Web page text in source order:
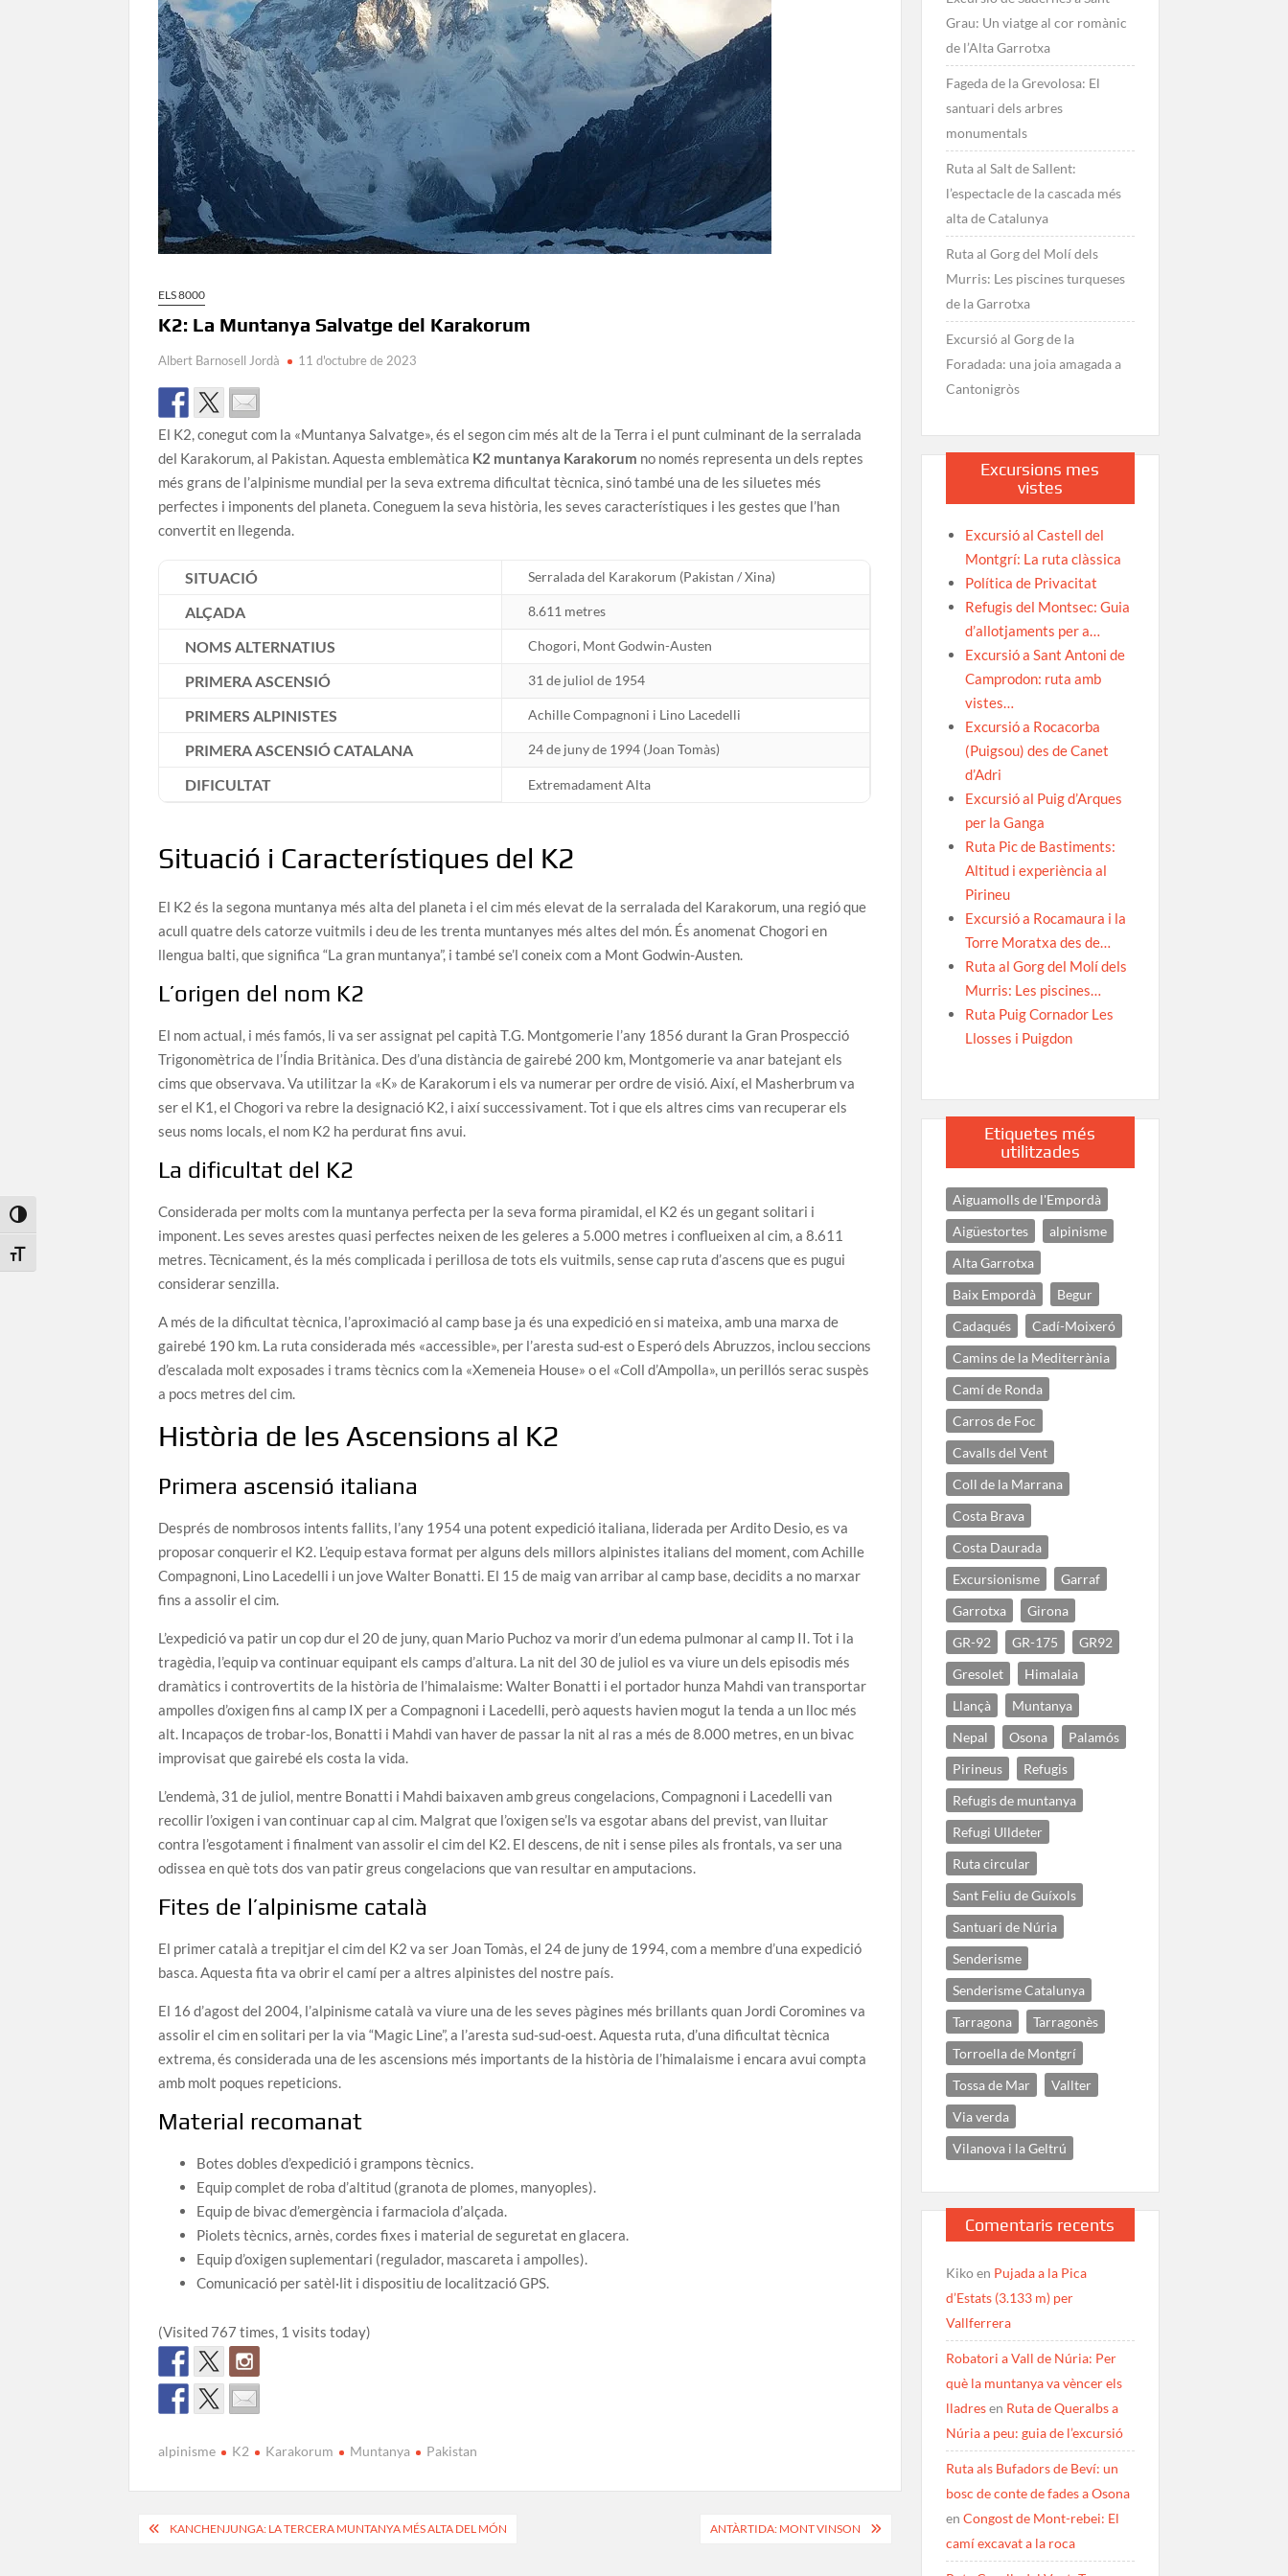
Toggle High Contrast
Toggle Font size
ELS 8000
K2: La Muntanya Salvatge del Karakorum
Albert Barnosell Jordà 11 d'octubre de 2023
El K2, conegut com la «Muntanya Salvatge», és el segon cim més alt de la Terra i el punt culminant de la serralada
del Karakorum, al Pakistan. Aquesta emblemàtica K2 muntanya Karakorum no només representa un dels reptes
més grans de l’alpinisme mundial per la seva extrema dificultat tècnica, sinó també una de les siluetes més
perfectes i imponents del planeta. Coneguem la seva història, les seves característiques i les gestes que l’han
convertit en llegenda.
SITUACIÓ Serralada del Karakorum (Pakistan / Xina)
ALÇADA 8.611 metres
NOMS ALTERNATIUS Chogori, Mont Godwin-Austen
PRIMERA ASCENSIÓ 31 de juliol de 1954
PRIMERS ALPINISTES Achille Compagnoni i Lino Lacedelli
PRIMERA ASCENSIÓ CATALANA 24 de juny de 1994 (Joan Tomàs)
DIFICULTAT Extremadament Alta
Situació i Característiques del K2
El K2 és la segona muntanya més alta del planeta i el cim més elevat de la serralada del Karakorum, una regió que
acull quatre dels catorze vuitmils i deu de les trenta muntanyes més altes del món. És anomenat Chogori en
llengua balti, que significa “La gran muntanya”, i també se’l coneix com a Mont Godwin-Austen.
L’origen del nom K2
El nom actual, i més famós, li va ser assignat pel capità T.G. Montgomerie l’any 1856 durant la Gran Prospecció
Trigonomètrica de l’Índia Britànica. Des d’una distància de gairebé 200 km, Montgomerie va anar batejant els
cims que observava. Va utilitzar la «K» de Karakorum i els va numerar per ordre de visió. Així, el Masherbrum va
ser el K1, el Chogori va rebre la designació K2, i així successivament. Tot i que els altres cims van recuperar els
seus noms locals, el nom K2 ha perdurat fins avui.
La dificultat del K2
Considerada per molts com la muntanya perfecta per la seva forma piramidal, el K2 és un gegant solitari i
imponent. Les seves arestes quasi perfectes neixen de les geleres a 5.000 metres i conflueixen al cim, a 8.611
metres. Tècnicament, és la més complicada i perillosa de tots els vuitmils, sense cap ruta d’ascens que es pugui
considerar senzilla.
A més de la dificultat tècnica, l’aproximació al camp base ja és una expedició en si mateixa, amb una marxa de
gairebé 190 km. La ruta considerada més «accessible», per l’aresta sud-est o Esperó dels Abruzzos, inclou seccions
d’escalada molt exposades i trams tècnics com la «Xemeneia House» o el «Coll d’Ampolla», un perillós serac suspès
a pocs metres del cim.
Història de les Ascensions al K2
Primera ascensió italiana
Després de nombrosos intents fallits, l’any 1954 una potent expedició italiana, liderada per Ardito Desio, es va
proposar conquerir el K2. L’equip estava format per alguns dels millors alpinistes italians del moment, com Achille
Compagnoni, Lino Lacedelli i un jove Walter Bonatti. El 15 de maig van arribar al camp base, decidits a no marxar
fins a assolir el cim.
L’expedició va patir un cop dur el 20 de juny, quan Mario Puchoz va morir d’un edema pulmonar al camp II. Tot i la
tragèdia, l’equip va continuar equipant els camps d’altura. La nit del 30 de juliol es va viure un dels episodis més
dramàtics i controvertits de la història de l’himalaisme: Walter Bonatti i el portador hunza Mahdi van transportar
ampolles d’oxigen fins al camp IX per a Compagnoni i Lacedelli, però aquests havien mogut la tenda a un lloc més
alt. Incapaços de trobar-los, Bonatti i Mahdi van haver de passar la nit al ras a més de 8.000 metres, en un bivac
improvisat que gairebé els costa la vida.
L’endemà, 31 de juliol, mentre Bonatti i Mahdi baixaven amb greus congelacions, Compagnoni i Lacedelli van
recollir l’oxigen i van continuar cap al cim. Malgrat que l’oxigen se’ls va esgotar abans del previst, van lluitar
contra l’esgotament i finalment van assolir el cim del K2. El descens, de nit i sense piles als frontals, va ser una
odissea en què tots dos van patir greus congelacions que van resultar en amputacions.
Fites de l’alpinisme català
El primer català a trepitjar el cim del K2 va ser Joan Tomàs, el 24 de juny de 1994, com a membre d’una expedició
basca. Aquesta fita va obrir el camí per a altres alpinistes del nostre país.
El 16 d’agost del 2004, l’alpinisme català va viure una de les seves pàgines més brillants quan Jordi Coromines va
assolir el cim en solitari per la via “Magic Line”, a l’aresta sud-sud-oest. Aquesta ruta, d’una dificultat tècnica
extrema, és considerada una de les ascensions més importants de la història de l’himalaisme i encara avui compta
amb molt poques repeticions.
Material recomanat
Botes dobles d’expedició i grampons tècnics.
Equip complet de roba d’altitud (granota de plomes, manyoples).
Equip de bivac d’emergència i farmaciola d’alçada.
Piolets tècnics, arnès, cordes fixes i material de seguretat en glacera.
Equip d’oxigen suplementari (regulador, mascareta i ampolles).
Comunicació per satèl·lit i dispositiu de localització GPS.
(Visited 767 times, 1 visits today)
alpinisme K2 Karakorum Muntanya Pakistan
Navegació
KANCHENJUNGA: LA TERCERA MUNTANYA MÉS ALTA DEL MÓN ANTÀRTIDA: MONT VINSON
Grau: Un viatge al cor romànic
de l’Alta Garrotxa
Fageda de la Grevolosa: El
santuari dels arbres
monumentals
Ruta al Salt de Sallent:
l’espectacle de la cascada més
alta de Catalunya
Ruta al Gorg del Molí dels
Murris: Les piscines turqueses
de la Garrotxa
Excursió al Gorg de la
Foradada: una joia amagada a
Cantonigròs
Excursions mes
vistes
Excursió al Castell del
Montgrí: La ruta clàssica
Política de Privacitat
Refugis del Montsec: Guia
d’allotjaments per a…
Excursió a Sant Antoni de
Camprodon: ruta amb
vistes…
Excursió a Rocacorba
(Puigsou) des de Canet
d’Adri
Excursió al Puig d’Arques
per la Ganga
Ruta Pic de Bastiments:
Altitud i experiència al
Pirineu
Excursió a Rocamaura i la
Torre Moratxa des de…
Ruta al Gorg del Molí dels
Murris: Les piscines…
Ruta Puig Cornador Les
Llosses i Puigdon
Etiquetes més
utilitzades
Aiguamolls de l'Empordà
Aigüestortes
alpinisme
Alta Garrotxa
Baix Empordà
Begur
Cadaqués
Cadí-Moixeró
Camins de la Mediterrània
Camí de Ronda
Carros de Foc
Cavalls del Vent
Coll de la Marrana
Costa Brava
Costa Daurada
Excursionisme
Garraf
Garrotxa
Girona
GR-92
GR-175
GR92
Gresolet
Himalaia
Llançà
Muntanya
Nepal
Osona
Palamós
Pirineus
Refugis
Refugis de muntanya
Refugi Ulldeter
Ruta circular
Sant Feliu de Guíxols
Santuari de Núria
Senderisme
Senderisme Catalunya
Tarragona
Tarragonès
Torroella de Montgrí
Tossa de Mar
Vallter
Via verda
Vilanova i la Geltrú
Comentaris recents
Kikoen Pujada a la Pica
d’Estats (3.133 m) per
Vallferrera
Robatori a Vall de Núria: Per
què la muntanya va vèncer els
lladresen Ruta de Queralbs a
Núria a peu: guia de l’excursió
Ruta als Bufadors de Beví: un
bosc de conte de fades a Osona
en Congost de Mont-rebei: El
camí excavat a la roca